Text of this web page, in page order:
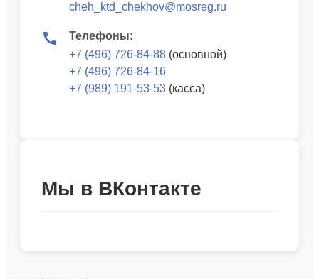
cheh_ktd_chekhov@mosreg.ru
Телефоны:
+7 (496) 726-84-88 (основной)
+7 (496) 726-84-16
+7 (989) 191-53-53 (касса)
Мы в ВКонтакте